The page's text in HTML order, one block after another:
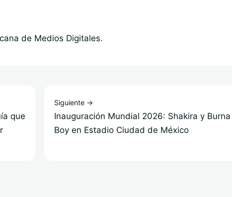
de Medios Digitales.
que
Siguiente →
Inauguración Mundial 2026: Shakira y Burna
Boy en Estadio Ciudad de México